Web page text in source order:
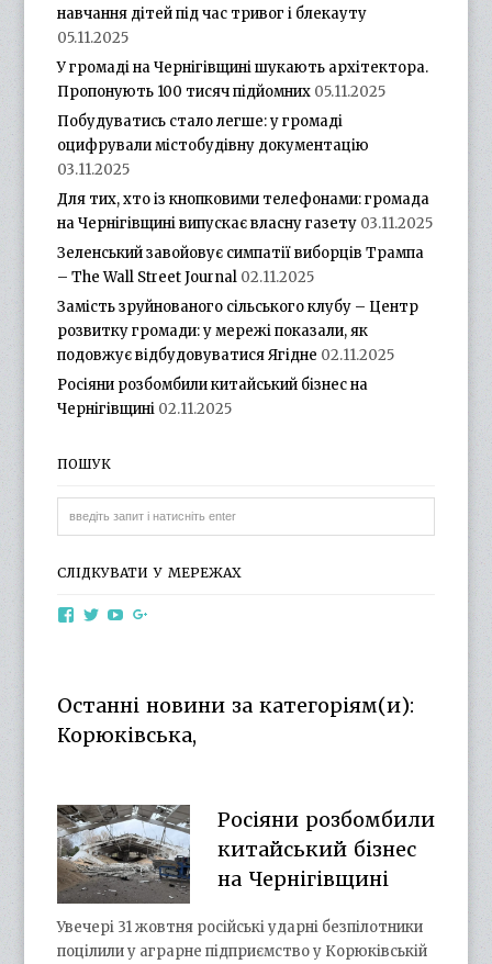
навчання дітей під час тривог і блекауту
05.11.2025
У громаді на Чернігівщині шукають архітектора.
Пропонують 100 тисяч підйомних 05.11.2025
Побудуватись стало легше: у громаді
оцифрували містобудівну документацію
03.11.2025
Для тих, хто із кнопковими телефонами: громада
на Чернігівщині випускає власну газету 03.11.2025
Зеленський завойовує симпатії виборців Трампа
– The Wall Street Journal 02.11.2025
Замість зруйнованого сільського клубу – Центр
розвитку громади: у мережі показали, як
подовжує відбудовуватися Ягідне 02.11.2025
Росіяни розбомбили китайський бізнес на
Чернігівщині 02.11.2025
ПОШУК
СЛІДКУВАТИ У МЕРЕЖАХ
ViewViewView
YouTube
Останні новини за категоріям(и):
Корюківська,
Росіяни розбомбили
китайський бізнес
на Чернігівщині
Увечері 31 жовтня російські ударні безпілотники
поцілили у аграрне підприємство у Корюківській